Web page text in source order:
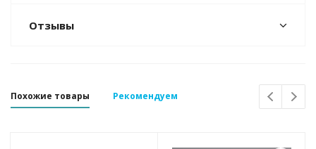
Отзывы
Похожие товары Рекомендуем